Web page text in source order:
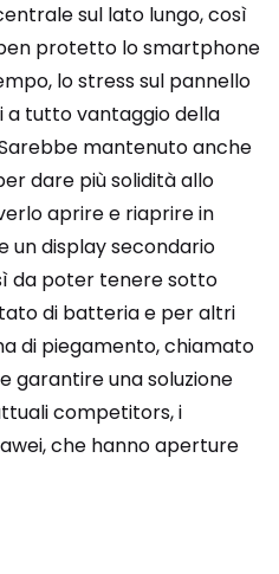
sul lato lungo, così
protetto lo smartphone
lo stress sul pannello
a tutto vantaggio della
mantenuto anche
dare più solidità allo
aprire e riaprire in
un display secondario
da poter tenere sotto
di batteria e per altri
di piegamento, chiamato
garantire una soluzione
competitors, i
che hanno aperture